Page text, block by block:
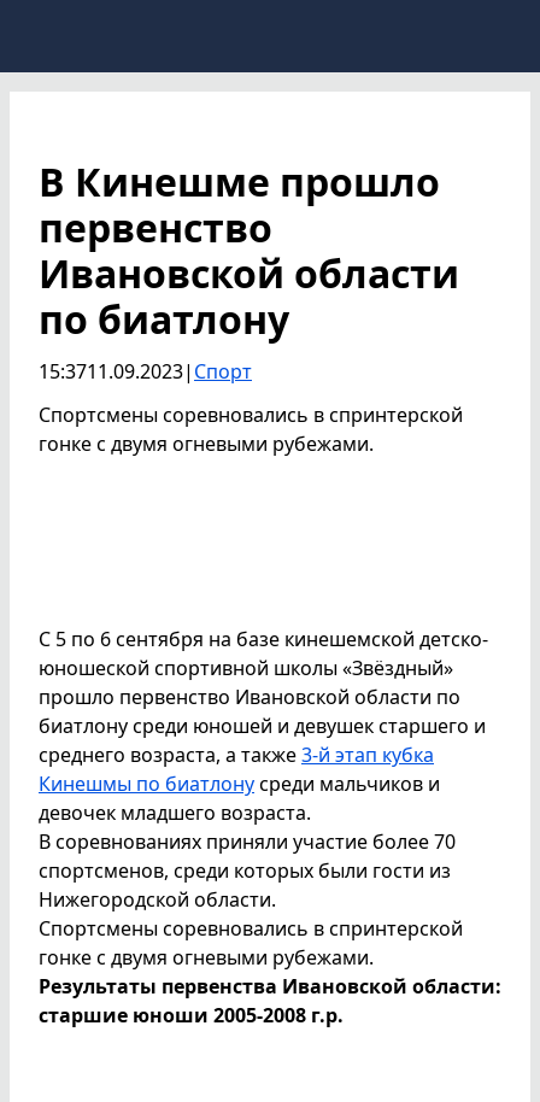
В Кинешме прошло
первенство
Ивановской области
по биатлону
15:3711.09.2023| Спорт
Спортсмены соревновались в спринтерской
гонке с двумя огневыми рубежами.
С 5 по 6 сентября на базе кинешемской детско-
юношеской спортивной школы «Звёздный»
прошло первенство Ивановской области по
биатлону среди юношей и девушек старшего и
среднего возраста, а также3-й этап кубка
Кинешмы по биатлонусреди мальчиков и
девочек младшего возраста.
В соревнованиях приняли участие более 70
спортсменов, среди которых были гости из
Нижегородской области.
Спортсмены соревновались в спринтерской
гонке с двумя огневыми рубежами.
Результаты первенства Ивановской области:
старшие юноши 2005-2008 г.р.